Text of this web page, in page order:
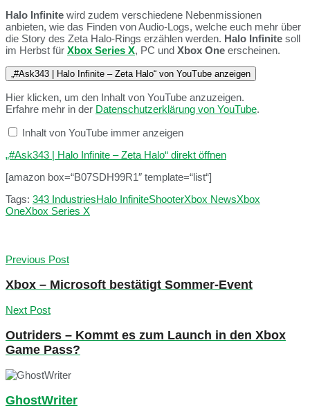
Halo Infinite wird zudem verschiedene Nebenmissionen
anbieten, wie das Finden von Audio-Logs, welche euch mehr über
die Story des Zeta Halo-Rings erzählen werden. Halo Infinite soll
im Herbst für Xbox Series X, PC und Xbox One erscheinen.
„#Ask343​ | Halo Infinite – Zeta Halo“ von YouTube anzeigen
Hier klicken, um den Inhalt von YouTube anzuzeigen.
Erfahre mehr in der Datenschutzerklärung von YouTube.
Inhalt von YouTube immer anzeigen
„#Ask343​ | Halo Infinite – Zeta Halo“ direkt öffnen
[amazon box=“B07SDH99R1″ template=“list“]
Tags: 343 IndustriesHalo InfiniteShooterXbox NewsXbox
OneXbox Series X
Previous Post
Xbox – Microsoft bestätigt Sommer-Event
Next Post
Outriders – Kommt es zum Launch in den Xbox
Game Pass?
GhostWriter